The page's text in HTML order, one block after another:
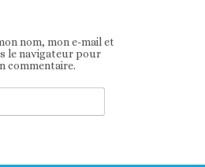
nom, mon e-mail et
le navigateur pour
commentaire.